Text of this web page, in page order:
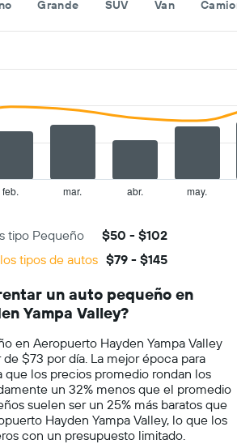
Grande SUV Van
feb. mar. abr. may.
tipo Pequeño
$50 - $102
tipos de autos $79 - $145
un auto pequeño en
Yampa Valley?
en Aeropuerto Hayden Yampa Valley
$73 por día. La mejor época para
que los precios promedio rondan los
un 32% menos que el promedio
suelen ser un 25% más baratos que
Hayden Yampa Valley, lo que los
con un presupuesto limitado.